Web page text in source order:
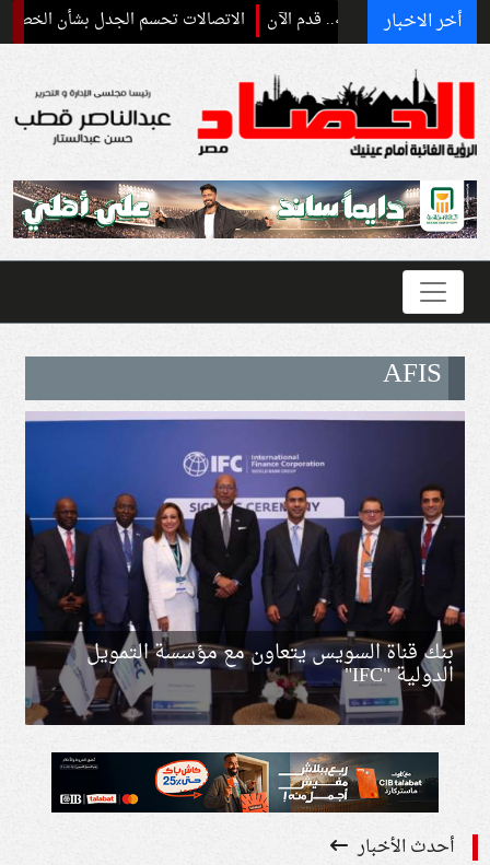
أخر الاخبار الاتصالات تحسم الجدل بشأن الخطوط
AFIS
بنك قناة السويس يتعاون مع مؤسسة التمويل
الدولية "IFC"
أحدث الأخبار